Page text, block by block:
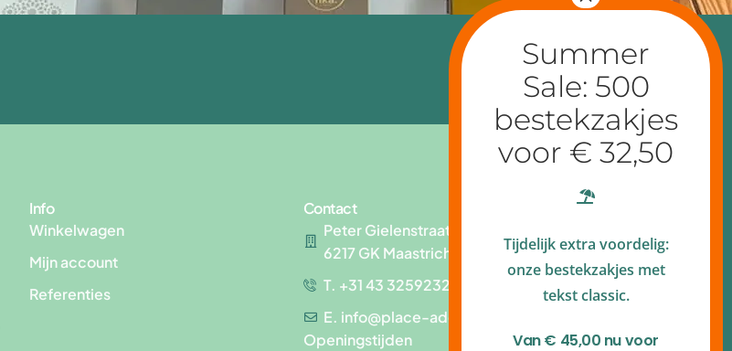
Info
Winkelwagen
Mijn account
Referenties
Contact
Peter Gielenstraat 83
6217 GK Maastricht
T. +31 43 3259232
E. info@place-add.nl
Openingstijden
Tijdelijk extra voordelig:
onze bestekzakjes met
tekst classic.
Van € 45,00 nu voor